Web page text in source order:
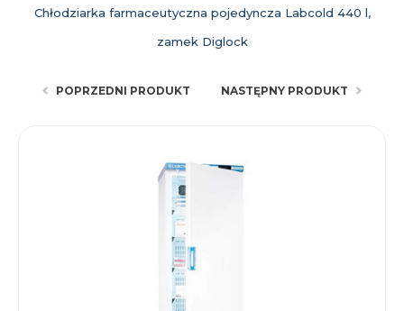
Chłodziarka farmaceutyczna pojedyncza Labcold 440 l,
zamek Diglock
POPRZEDNI PRODUKT NASTĘPNY PRODUKT